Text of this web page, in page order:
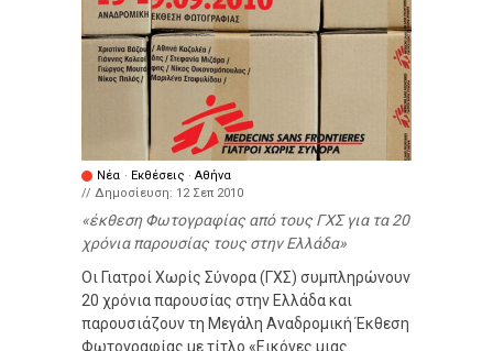
Νέα · Εκθέσεις · Αθήνα
// Δημοσίευση: 12 Σεπ 2010
έκθεση Φωτογραφίας από τους ΓΧΣ για τα 20
χρόνια παρουσίας τους στην Ελλάδα
Οι Γιατροί Χωρίς Σύνορα (ΓΧΣ) συμπληρώνουν
20 χρόνια παρουσίας στην Ελλάδα και
παρουσιάζουν τη Μεγάλη Αναδρομική Έκθεση
Φωτογραφίας με τίτλο «Εικόνες μιας